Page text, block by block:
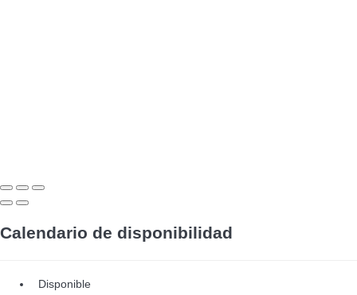
Calendario de disponibilidad
Disponible